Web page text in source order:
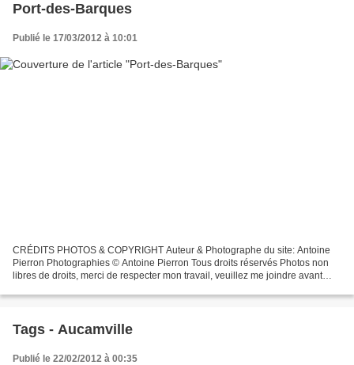
Port-des-Barques
Publié le 17/03/2012 à 10:01
CRÉDITS PHOTOS & COPYRIGHT Auteur & Photographe du site: Antoine
Pierron Photographies © Antoine Pierron Tous droits réservés Photos non
libres de droits, merci de respecter mon travail, veuillez me joindre avant
Tags - Aucamville
Publié le 22/02/2012 à 00:35